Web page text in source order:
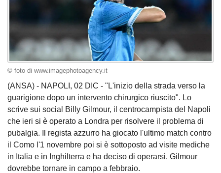
© foto di www.imagephotoagency.it
(ANSA) - NAPOLI, 02 DIC - "L'inizio della strada verso la
guarigione dopo un intervento chirurgico riuscito". Lo
scrive sui social Billy Gilmour, il centrocampista del Napoli
che ieri si è operato a Londra per risolvere il problema di
pubalgia. Il regista azzurro ha giocato l'ultimo match contro
il Como l'1 novembre poi si è sottoposto ad visite mediche
in Italia e in Inghilterra e ha deciso di operarsi. Gilmour
dovrebbe tornare in campo a febbraio.